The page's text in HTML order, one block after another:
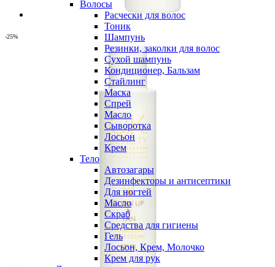
Волосы
Расчески для волос
Тоник
Шампунь
Резинки, заколки для волос
Сухой шампунь
Кондиционер, Бальзам
Стайлинг
Маска
Спрей
Масло
Сыворотка
Лосьон
Крем
Тело
Автозагары
Дезинфекторы и антисептики
Для ногтей
Масло
Скраб
Средства для гигиены
Гель
Лосьон, Крем, Молочко
Крем для рук
-25%